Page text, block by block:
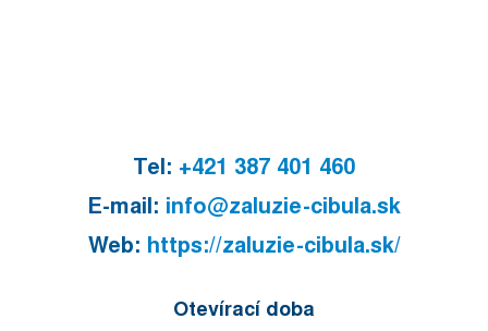
Tel: +421 387 401 460
E-mail: info@zaluzie-cibula.sk
Web: https://zaluzie-cibula.sk/
Otevírací doba